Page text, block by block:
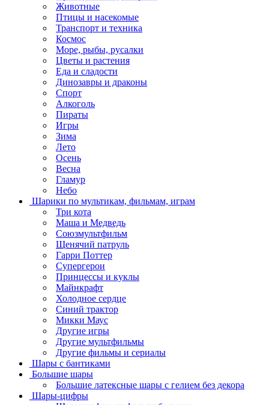
Животные
Птицы и насекомые
Транспорт и техника
Космос
Море, рыбы, русалки
Цветы и растения
Еда и сладости
Динозавры и драконы
Спорт
Алкоголь
Пираты
Игры
Зима
Лето
Осень
Весна
Гламур
Небо
Шарики по мультикам, фильмам, играм
Три кота
Маша и Медведь
Союзмультфильм
Щенячий патруль
Гарри Поттер
Супергерои
Принцессы и куклы
Майнкрафт
Холодное сердце
Синий трактор
Микки Маус
Другие игры
Другие мультфильмы
Другие фильмы и сериалы
Шары с бантиками
Большие шары
Большие латексные шары с гелием без декора
Шары-цифры